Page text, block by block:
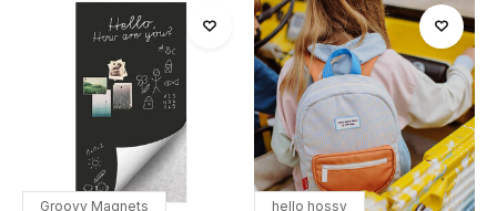
Groovy Magnets hello hossy